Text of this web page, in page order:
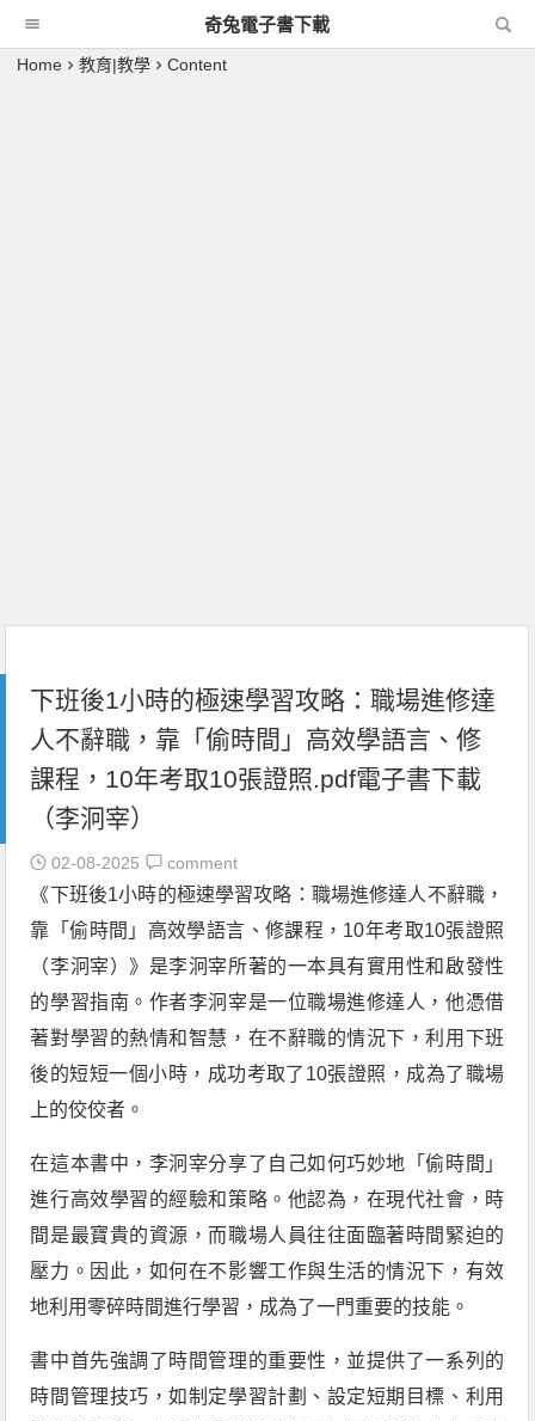
奇兔電子書下載
Home 教育|教學 Content
下班後1小時的極速學習攻略：職場進修達
人不辭職，靠「偷時間」高效學語言、修
課程，10年考取10張證照.pdf電子書下載
（李泂宰）
02-08-2025 comment
《下班後1小時的極速學習攻略：職場進修達人不辭職，
靠「偷時間」高效學語言、修課程，10年考取10張證照
（李泂宰）》是李泂宰所著的一本具有實用性和啟發性
的學習指南。作者李泂宰是一位職場進修達人，他憑借
著對學習的熱情和智慧，在不辭職的情況下，利用下班
後的短短一個小時，成功考取了10張證照，成為了職場
上的佼佼者。
在這本書中，李泂宰分享了自己如何巧妙地「偷時間」
進行高效學習的經驗和策略。他認為，在現代社會，時
間是最寶貴的資源，而職場人員往往面臨著時間緊迫的
壓力。因此，如何在不影響工作與生活的情況下，有效
地利用零碎時間進行學習，成為了一門重要的技能。
書中首先強調了時間管理的重要性，並提供了一系列的
時間管理技巧，如制定學習計劃、設定短期目標、利用